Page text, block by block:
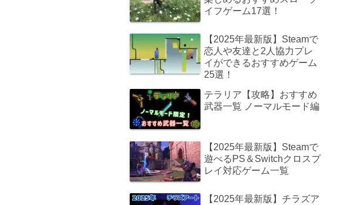
イフゲーム17選！
【2025年最新版】Steamで
恋人や友達と2人協力プレ
イができるおすすめゲーム
25選！
テラリア【攻略】おすすめ
武器一覧 ノーマルモード編
【2025年最新版】Steamで
遊べるPS＆Switchクロスプ
レイ対応ゲーム一覧
【2025年最新版】チラズア